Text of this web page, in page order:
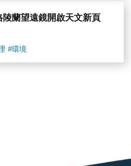
蘭望遠鏡開啟天文新頁
#環境